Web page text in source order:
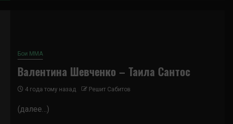
Бои ММА
Валентина Шевченко – Таила Сантос
4 года тому назад Решит Сабитов
(далее…)